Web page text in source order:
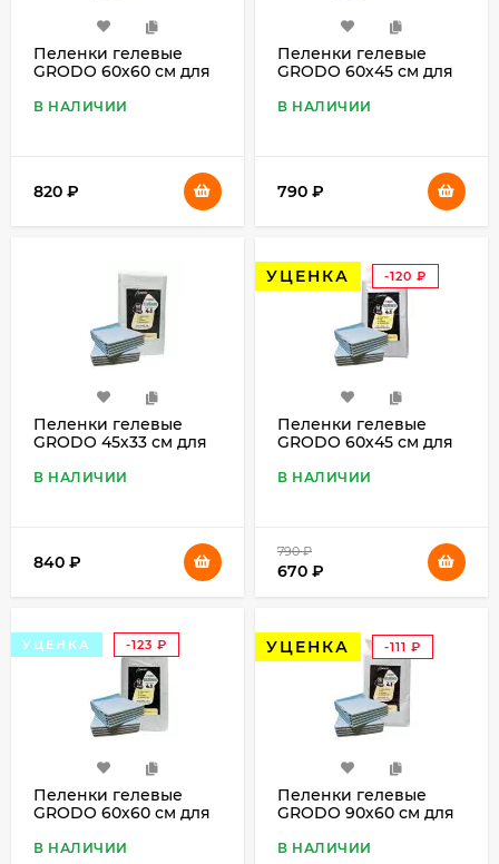
Пеленки гелевые
GRODO 60х60 см для
липучках, 40 штук
В НАЛИЧИИ
820 ₽
Пеленки гелевые
GRODO 60х45 см для
липучках, 50 штук
В НАЛИЧИИ
790 ₽
Пеленки гелевые
GRODO 45х33 см для
липучках, 100 шт.
В НАЛИЧИИ
840 ₽
УЦЕНКА -120 ₽
Пеленки гелевые
GRODO 60х45 см для
липучках, 50 штук
В НАЛИЧИИ
790₽
670 ₽
УЦЕНКА -123 ₽
Пеленки гелевые
GRODO 60х60 см для
липучках, 40 штук
В НАЛИЧИИ
УЦЕНКА -111 ₽
Пеленки гелевые
GRODO 90х60 см для
липучках, 20 штук
В НАЛИЧИИ